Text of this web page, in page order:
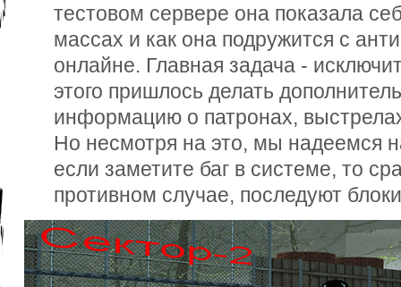
тестовом сервере она показала
массах и как она подружится с
онлайне. Главная задача -
этого пришлось делать
информацию о патронах,
Но несмотря на это, мы надеемся
если заметите баг в системе, то
противном случае, последуют